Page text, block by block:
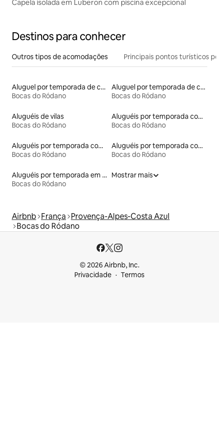
Capela isolada em Luberon com piscina excepcional
Destinos para conhecer
Outros tipos de acomodações Principais pontos turísticos
Aluguel por temporada de castelos
Bocas do Ródano
Aluguel por temporada de casas de hóspedes
Bocas do Ródano
Aluguéis de vilas
Bocas do Ródano
Aluguéis por temporada com acesso ao lago
Bocas do Ródano
Aluguéis por temporada com acesso à praia
Bocas do Ródano
Aluguéis por temporada com caiaque
Bocas do Ródano
Aluguéis por temporada em albergue
Bocas do Ródano
Mostrar mais
Airbnb França Provença-Alpes-Costa Azul
Bocas do Ródano
© 2026 Airbnb, Inc.
Privacidade
Termos